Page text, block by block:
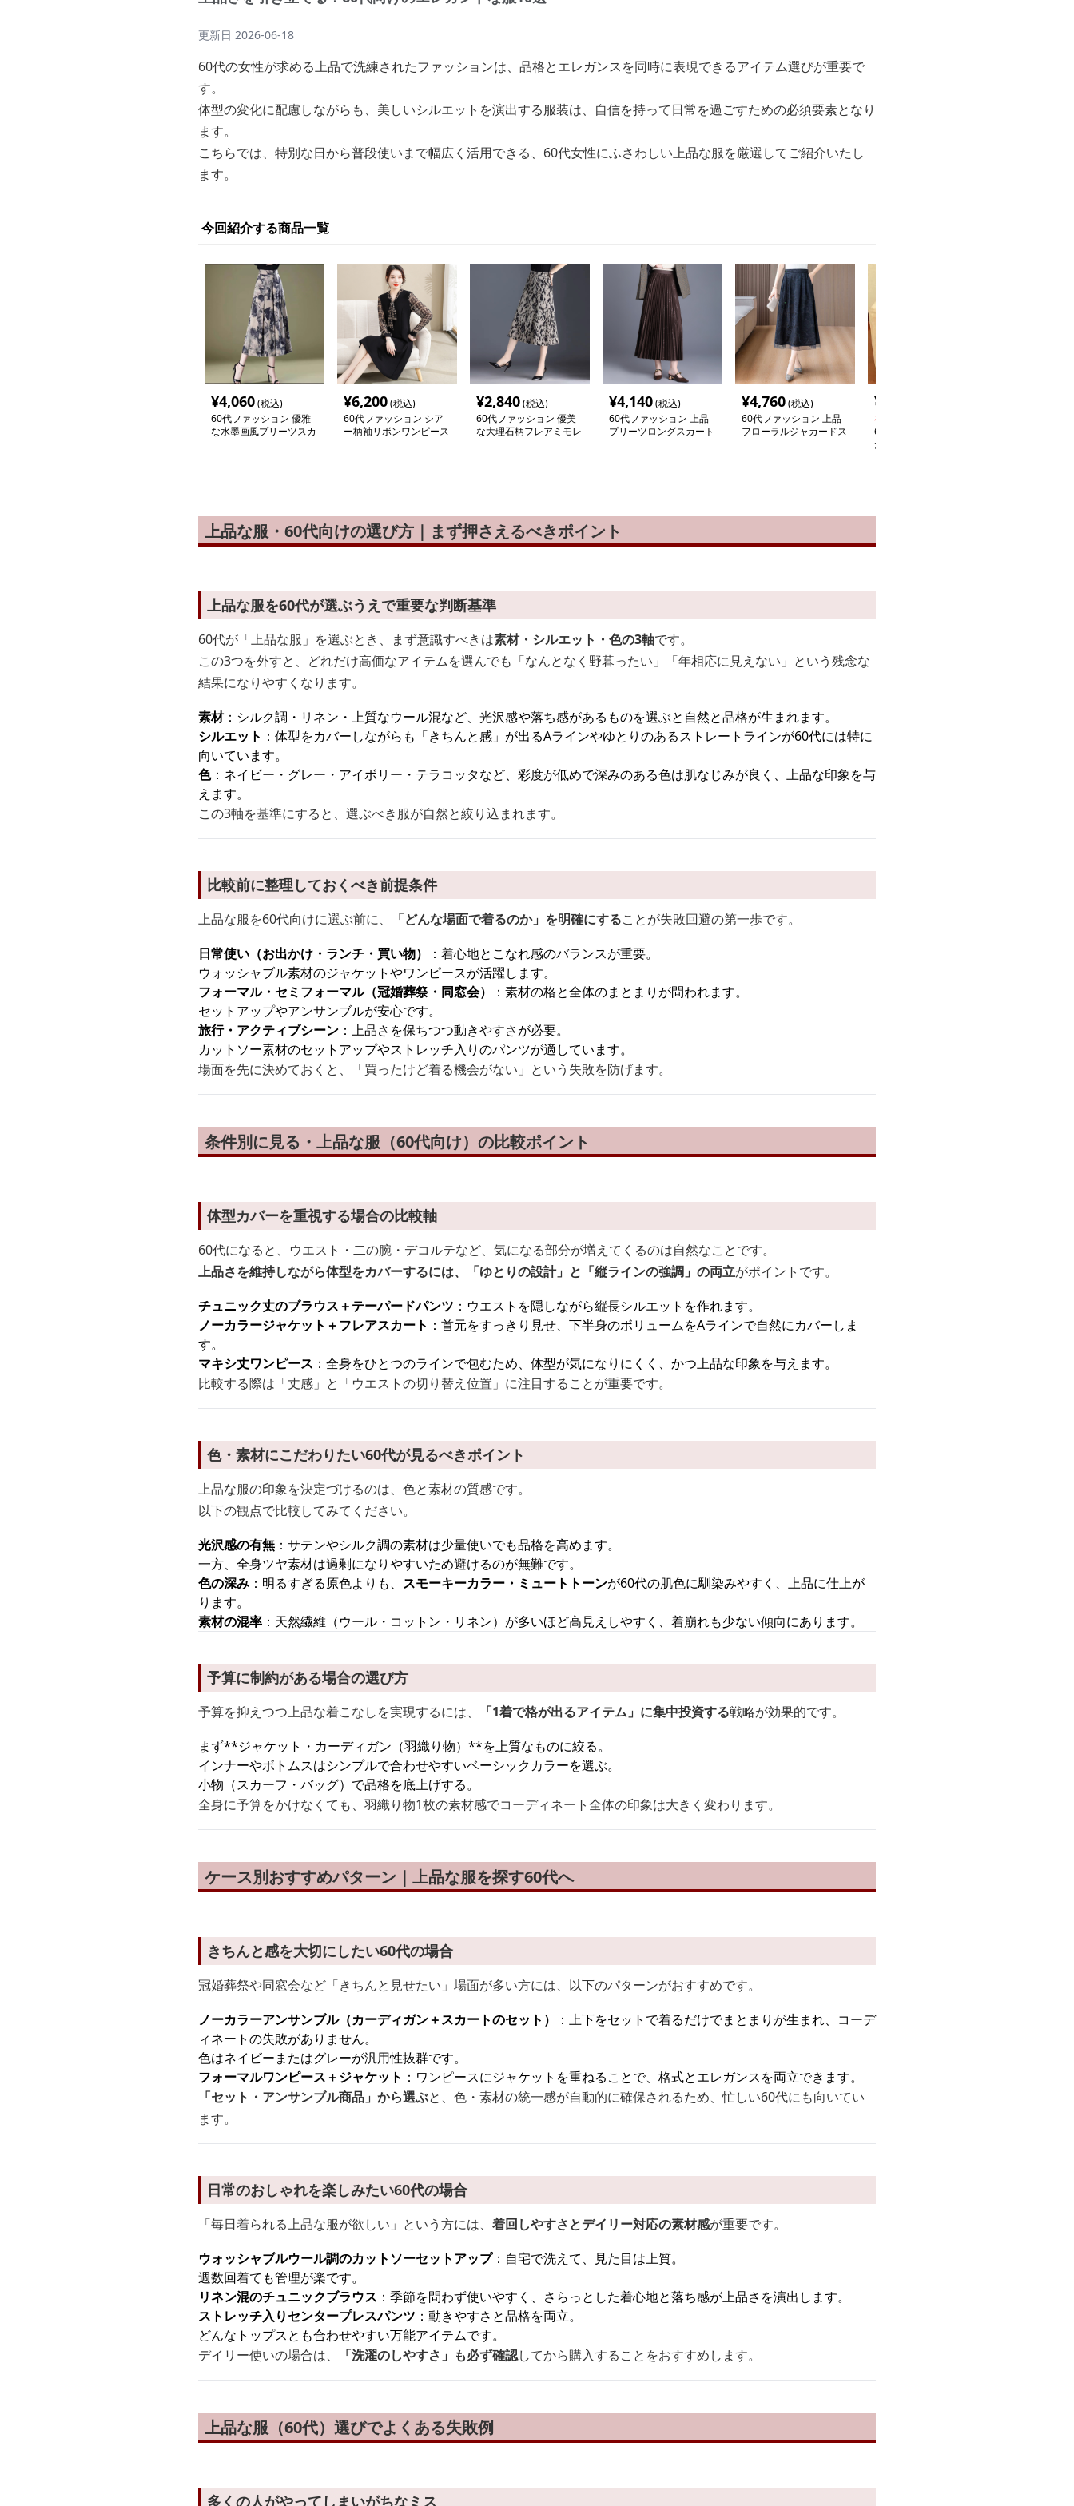
更新日 2026-06-18
60代の女性が求める上品で洗練されたファッションは、品格とエレガンスを同時に表現できるアイテム選びが重要で
す。
体型の変化に配慮しながらも、美しいシルエットを演出する服装は、自信を持って日常を過ごすための必須要素となり
ます。
こちらでは、特別な日から普段使いまで幅広く活用できる、60代女性にふさわしい上品な服を厳選してご紹介いたし
ます。
今回紹介する商品一覧
¥4,060(税込)
60代ファッション 優雅
な水墨画風プリーツスカ
¥6,200(税込)
60代ファッション シア
ー柄袖リボンワンピース
¥2,840(税込)
60代ファッション 優美
な大理石柄フレアミモレ
¥4,140(税込)
60代ファッション 上品
プリーツロングスカート
¥4,760(税込)
60代ファッション 上品
フローラルジャカードス
¥
在庫切れ
60代ファッション ゆっ
たり抽象柄ニットワンピ
上品な服・60代向けの選び方｜まず押さえるべきポイント
上品な服を60代が選ぶうえで重要な判断基準
60代が「上品な服」を選ぶとき、まず意識すべきは素材・シルエット・色の3軸です。
この3つを外すと、どれだけ高価なアイテムを選んでも「なんとなく野暮ったい」「年相応に見えない」という残念な
結果になりやすくなります。
素材：シルク調・リネン・上質なウール混など、光沢感や落ち感があるものを選ぶと自然と品格が生まれます。
シルエット ：体型をカバーしながらも「きちんと感」が出るAラインやゆとりのあるストレートラインが60代には特に
向いています。
色：ネイビー・グレー・アイボリー・テラコッタなど、彩度が低めで深みのある色は肌なじみが良く、上品な印象を与
えます。
この3軸を基準にすると、選ぶべき服が自然と絞り込まれます。
比較前に整理しておくべき前提条件
上品な服を60代向けに選ぶ前に、 「どんな場面で着るのか」を明確にすることが失敗回避の第一歩です。
日常使い（お出かけ・ランチ・買い物）
：着心地とこなれ感のバランスが重要。
ウォッシャブル素材のジャケットやワンピースが活躍します。
フォーマル・セミフォーマル（冠婚葬祭・同窓会）
：素材の格と全体のまとまりが問われます。
セットアップやアンサンブルが安心です。
旅行・アクティブシーン ：上品さを保ちつつ動きやすさが必要。
カットソー素材のセットアップやストレッチ入りのパンツが適しています。
場面を先に決めておくと、「買ったけど着る機会がない」という失敗を防げます。
条件別に見る・上品な服（60代向け）の比較ポイント
体型カバーを重視する場合の比較軸
60代になると、ウエスト・二の腕・デコルテなど、気になる部分が増えてくるのは自然なことです。
上品さを維持しながら体型をカバーするには、「ゆとりの設計」と「縦ラインの強調」の両立がポイントです。
チュニック丈のブラウス＋テーパードパンツ ：ウエストを隠しながら縦長シルエットを作れます。
ノーカラージャケット＋フレアスカート ：首元をすっきり見せ、下半身のボリュームをAラインで自然にカバーしま
す。
マキシ丈ワンピース ：全身をひとつのラインで包むため、体型が気になりにくく、かつ上品な印象を与えます。
比較する際は「丈感」と「ウエストの切り替え位置」に注目することが重要です。
色・素材にこだわりたい60代が見るべきポイント
上品な服の印象を決定づけるのは、色と素材の質感です。
以下の観点で比較してみてください。
光沢感の有無 ：サテンやシルク調の素材は少量使いでも品格を高めます。
一方、全身ツヤ素材は過剰になりやすいため避けるのが無難です。
色の深み ：明るすぎる原色よりも、 スモーキーカラー・ミュートトーンが60代の肌色に馴染みやすく、上品に仕上が
ります。
素材の混率 ：天然繊維（ウール・コットン・リネン）が多いほど高見えしやすく、着崩れも少ない傾向にあります。
予算に制約がある場合の選び方
予算を抑えつつ上品な着こなしを実現するには、 「1着で格が出るアイテム」に集中投資する戦略が効果的です。
まず**ジャケット・カーディガン（羽織り物）**を上質なものに絞る。
インナーやボトムスはシンプルで合わせやすいベーシックカラーを選ぶ。
小物（スカーフ・バッグ）で品格を底上げする。
全身に予算をかけなくても、羽織り物1枚の素材感でコーディネート全体の印象は大きく変わります。
ケース別おすすめパターン｜上品な服を探す60代へ
きちんと感を大切にしたい60代の場合
冠婚葬祭や同窓会など「きちんと見せたい」場面が多い方には、以下のパターンがおすすめです。
ノーカラーアンサンブル（カーディガン＋スカートのセット）
：上下をセットで着るだけでまとまりが生まれ、コーデ
ィネートの失敗がありません。
色はネイビーまたはグレーが汎用性抜群です。
フォーマルワンピース＋ジャケット ：ワンピースにジャケットを重ねることで、格式とエレガンスを両立できます。
「セット・アンサンブル商品」から選ぶと、色・素材の統一感が自動的に確保されるため、忙しい60代にも向いてい
ます。
日常のおしゃれを楽しみたい60代の場合
「毎日着られる上品な服が欲しい」という方には、 着回しやすさとデイリー対応の素材感が重要です。
ウォッシャブルウール調のカットソーセットアップ：自宅で洗えて、見た目は上質。
週数回着ても管理が楽です。
リネン混のチュニックブラウス ：季節を問わず使いやすく、さらっとした着心地と落ち感が上品さを演出します。
ストレッチ入りセンタープレスパンツ ：動きやすさと品格を両立。
どんなトップスとも合わせやすい万能アイテムです。
デイリー使いの場合は、
「洗濯のしやすさ」も必ず確認してから購入することをおすすめします。
上品な服（60代）選びでよくある失敗例
多くの人がやってしまいがちなミス